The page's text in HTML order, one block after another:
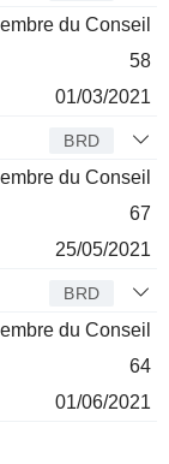
du Conseil
58
01/03/2021
BRD
du Conseil
67
25/05/2021
BRD
du Conseil
64
01/06/2021